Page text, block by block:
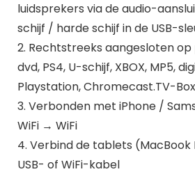
luidsprekers via de audio-
schijf / harde schijf in de USB-
2. Rechtstreeks aangesloten
dvd, PS4, U-schijf, XBOX, MP5,
Playstation, Chromecast.TV-
3. Verbonden met iPhone /
WiFi → WiFi
4. Verbind de tablets
USB- of WiFi-kabel